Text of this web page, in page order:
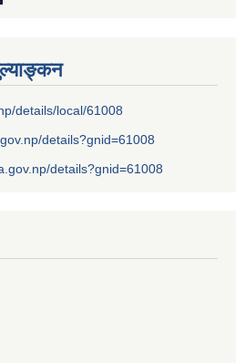
details/local/61008
details?gnid=61008
details?gnid=61008